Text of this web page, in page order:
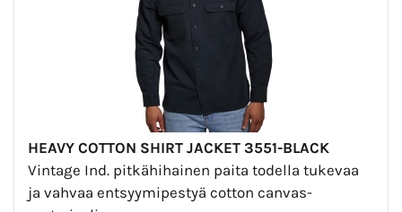
HEAVY COTTON SHIRT JACKET 3551-BLACK
Vintage Ind. pitkähihainen paita todella tukevaa
ja vahvaa entsyymipestyä cotton canvas-